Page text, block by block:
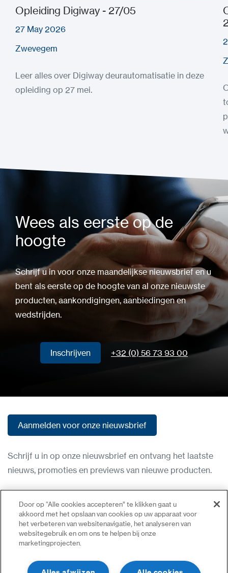
Opleiding Digiway - 27/05
27 May 2026
Zwevegem
Leer alles over Digiway deurautomatisatie in deze
opleiding op 27 mei.
Wees als eerste op de
hoogte
Schrijf u in voor onze maandelijkse nieuwsbrief en u
bent als eerste op de hoogte van al onze nieuwste
producten, aankondigingen, aanbiedingen en
wedstrijden.
Inschrijven +32 (0) 56 73 93 00
Aanmelden voor onze nieuwsbrief
Schrijf u in op onze nieuwsbrief en ontvang het laatste
nieuws, promoties en previews van nieuwe producten.
Gebruiksvoorwaarden
Privacybeleid
Neem contact op
Inloggen
Sitemap
Door op “Alle cookies accepteren” te klikken gaat u
akkoord met het opslaan van cookies op uw apparaat voor
het verbeteren van websitenavigatie, het analyseren van
websitegebruik en om ons te helpen bij onze
marketingprojecten.